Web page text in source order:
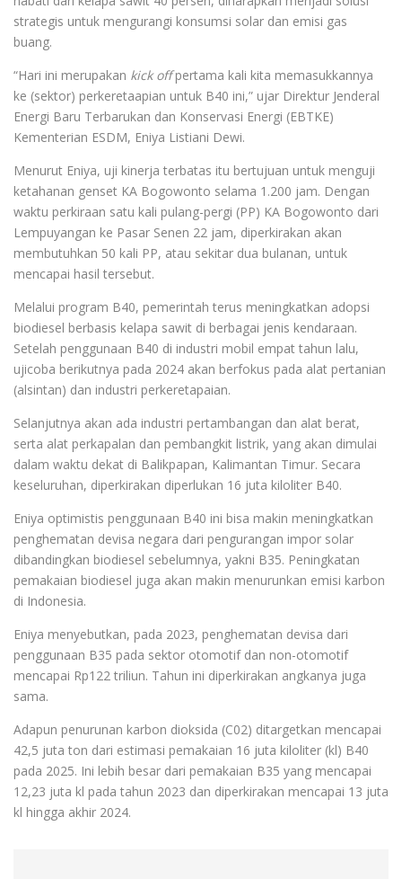
strategis untuk mengurangi konsumsi solar dan emisi gas
buang.
“Hari ini merupakan kick offpertama kali kita memasukkannya
ke (sektor) perkeretaapian untuk B40 ini,” ujar Direktur Jenderal
Energi Baru Terbarukan dan Konservasi Energi (EBTKE)
Kementerian ESDM, Eniya Listiani Dewi.
Menurut Eniya, uji kinerja terbatas itu bertujuan untuk menguji
ketahanan genset KA Bogowonto selama 1.200 jam. Dengan
waktu perkiraan satu kali pulang-pergi (PP) KA Bogowonto dari
Lempuyangan ke Pasar Senen 22 jam, diperkirakan akan
membutuhkan 50 kali PP, atau sekitar dua bulanan, untuk
mencapai hasil tersebut.
Melalui program B40, pemerintah terus meningkatkan adopsi
biodiesel berbasis kelapa sawit di berbagai jenis kendaraan.
Setelah penggunaan B40 di industri mobil empat tahun lalu,
ujicoba berikutnya pada 2024 akan berfokus pada alat pertanian
(alsintan) dan industri perkeretapaian.
Selanjutnya akan ada industri pertambangan dan alat berat,
serta alat perkapalan dan pembangkit listrik, yang akan dimulai
dalam waktu dekat di Balikpapan, Kalimantan Timur. Secara
keseluruhan, diperkirakan diperlukan 16 juta kiloliter B40.
Eniya optimistis penggunaan B40 ini bisa makin meningkatkan
penghematan devisa negara dari pengurangan impor solar
dibandingkan biodiesel sebelumnya, yakni B35. Peningkatan
pemakaian biodiesel juga akan makin menurunkan emisi karbon
di Indonesia.
Eniya menyebutkan, pada 2023, penghematan devisa dari
penggunaan B35 pada sektor otomotif dan non-otomotif
mencapai Rp122 triliun. Tahun ini diperkirakan angkanya juga
sama.
Adapun penurunan karbon dioksida (C02) ditargetkan mencapai
42,5 juta ton dari estimasi pemakaian 16 juta kiloliter (kl) B40
pada 2025. Ini lebih besar dari pemakaian B35 yang mencapai
12,23 juta kl pada tahun 2023 dan diperkirakan mencapai 13 juta
kl hingga akhir 2024.